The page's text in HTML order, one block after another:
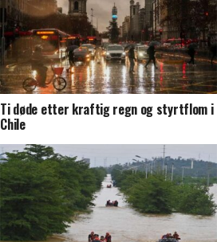
Ti døde etter kraftig regn og styrtflom i
Chile